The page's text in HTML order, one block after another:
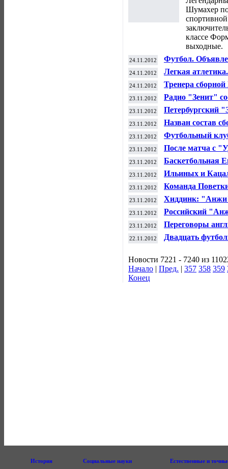
Шумахер
классе
выходные.
24.11.2012
Футбол.
лучшего игрока
24.11.2012 Легкая
24.11.2012
Тренера
отставку
23.11.2012
Радио "Зенит"
Российского
23.11.2012
Петербургский
зрителей,
23.11.2012
Назван состав
гонку Кубка
23.11.2012
Футбольный
КДК РФС
23.11.2012
После матча с
фанатов "Анжи"
23.11.2012 Баскетбольная
23.11.2012 Ильиных и
23.11.2012 Команда
23.11.2012 Хиддинк: "Анжи"
23.11.2012
Российский
Европы по
23.11.2012
Переговоры
записывать
22.11.2012
Двадцать
Новости 7221 - 7240 из
Начало | Пред. | 357 358 359
Конец
История Социальные науки Естественные и